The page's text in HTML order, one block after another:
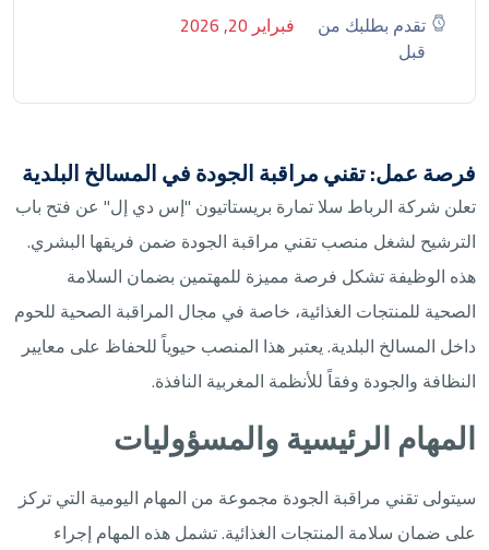
تقدم بطلبك من
قبل
فبراير 20, 2026
فرصة عمل: تقني مراقبة الجودة في المسالخ البلدية
تعلن شركة الرباط سلا تمارة بريستاتيون "إس دي إل" عن فتح باب
الترشيح لشغل منصب تقني مراقبة الجودة ضمن فريقها البشري.
هذه الوظيفة تشكل فرصة مميزة للمهتمين بضمان السلامة
الصحية للمنتجات الغذائية، خاصة في مجال المراقبة الصحية للحوم
داخل المسالخ البلدية. يعتبر هذا المنصب حيوياً للحفاظ على معايير
النظافة والجودة وفقاً للأنظمة المغربية النافذة.
المهام الرئيسية والمسؤوليات
سيتولى تقني مراقبة الجودة مجموعة من المهام اليومية التي تركز
على ضمان سلامة المنتجات الغذائية. تشمل هذه المهام إجراء